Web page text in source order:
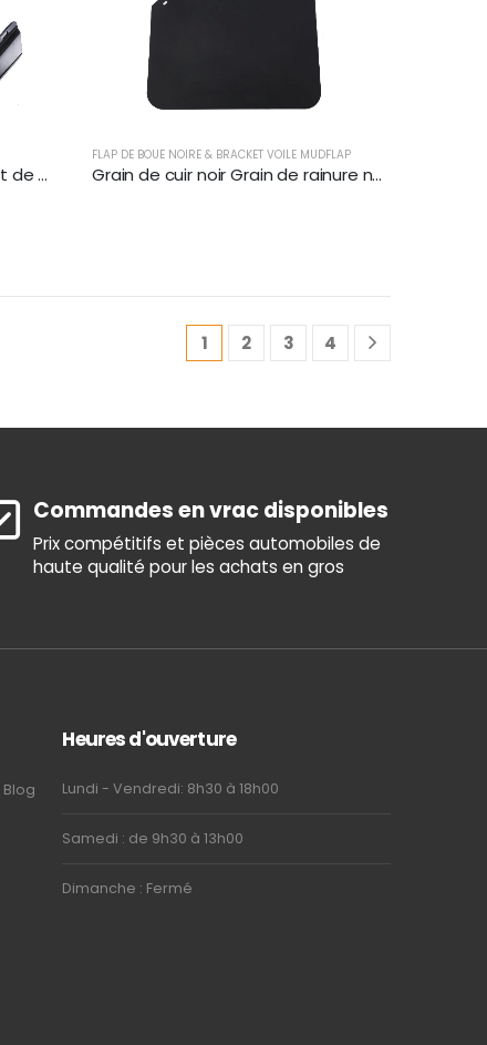
Ensemble d'accroches à rabat de boue à ressort chargé à angle noir | XKJ-MFH-01-1/2
FLAP DE BOUE NOIRE & BRACKET VOILE MUDFLAP
Grain de cuir noir Grain de rainure noire Épaisseur 3mm-7mm
1 2 3 4
Commandes en vrac disponibles
Prix compétitifs et pièces automobiles de
haute qualité pour les achats en gros
Blog
Heures d'ouverture
Lundi - Vendredi: 8h30 à 18h00
Samedi : de 9h30 à 13h00
Dimanche : Fermé